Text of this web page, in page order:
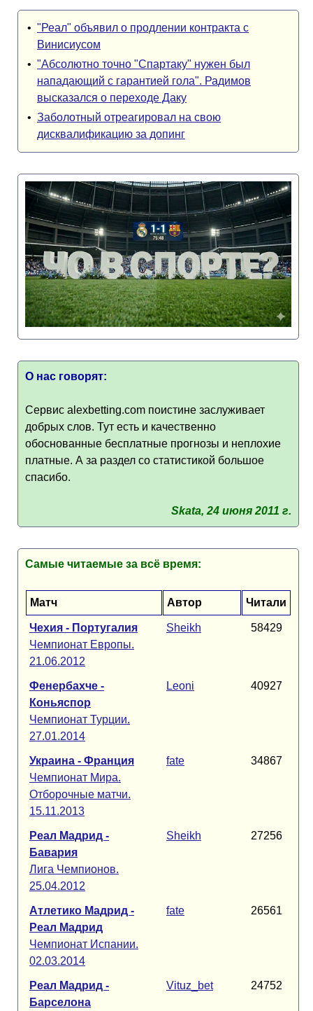
• "Реал" объявил о продлении контракта с
Винисиусом
• "Абсолютно точно "Спартаку" нужен был
нападающий с гарантией гола". Радимов
высказался о переходе Даку
• Заболотный отреагировал на свою
дисквалификацию за допинг
О нас говорят:
Сервис alexbetting.com поистине заслуживает
добрых слов. Тут есть и качественно
обоснованные бесплатные прогнозы и неплохие
платные. А за раздел со статистикой большое
спасибо.
Skata, 24 июня 2011 г.
Самые читаемые за всё время:
Матч Автор Читали
Чехия - Португалия
Чемпионат Европы.
21.06.2012
Sheikh 58429
Фенербахче -
Коньяспор
Чемпионат Турции.
27.01.2014
Leoni 40927
Украина - Франция
Чемпионат Мира.
Отборочные матчи.
15.11.2013
fate 34867
Реал Мадрид -
Бавария
Лига Чемпионов.
25.04.2012
Sheikh 27256
Атлетико Мадрид -
Реал Мадрид
Чемпионат Испании.
02.03.2014
fate 26561
Реал Мадрид -
Барселона
Vituz_bet 24752